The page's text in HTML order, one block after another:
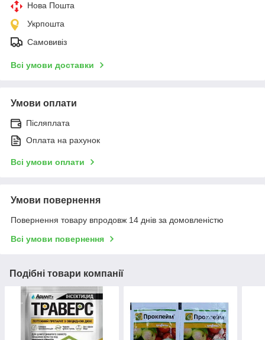
Нова Пошта
Укрпошта
Самовивіз
Всі умови доставки
Умови оплати
Післяплата
Оплата на рахунок
Всі умови оплати
Умови повернення
Повернення товару впродовж 14 днів за домовленістю
Всі умови повернення
Подібні товари компанії